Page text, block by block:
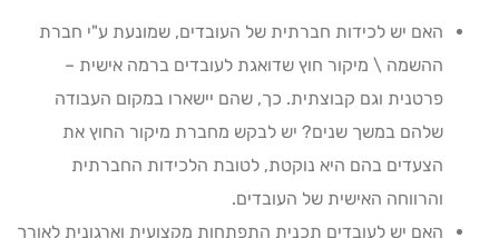
האם יש לכידות חברתית של העובדים, שמונעת ע"י חברת
ההשמה \ מיקור חוץ שדואגת לעובדים ברמה אישית –
פרטנית וגם קבוצתית. כך, שהם יישארו במקום העבודה
שלהם במשך שנים? יש לבקש מחברת מיקור החוץ את
הצעדים בהם היא נוקטת, לטובת הלכידות החברתית
והרווחה האישית של העובדים.
האם יש לעובדים תכנית התפתחות מקצועית וארגונית לאורך